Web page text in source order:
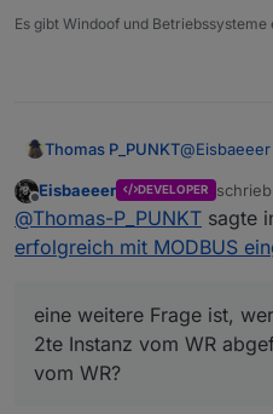
bzw. wie
separaten Thread,
automatisch, wenn
Es gibt Windoof und
Thomas P_PUNKT@Eisbaeeer
Danke
eine
dann als
über die IP
22KW WB
Offline
Eisbaeeer DEVELOPER
zuletzt
@Thomas-P_PUNKT sagte
erfolgreich mit MODBUS
eine weitere Frage ist,
2te Instanz vom WR
vom WR?